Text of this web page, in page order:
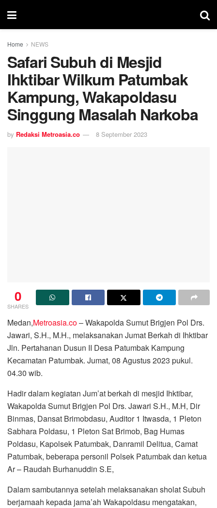
Home NEWS
Safari Subuh di Mesjid
Ihktibar Wilkum Patumbak
Kampung, Wakapoldasu
Singgung Masalah Narkoba
by Redaksi Metroasia.co 8 September 2023
0
SHARES
Medan,Metroasia.co– Wakapolda Sumut Brigjen Pol Drs.
Jawari, S.H., M.H., melaksanakan Jumat Berkah di Ihktibar
Jln. Pertahanan Dusun II Desa Patumbak Kampung
Kecamatan Patumbak. Jumat, 08 Agustus 2023 pukul.
04.30 wib.
Hadir dalam kegiatan Jum’at berkah di mesjid Ihktibar,
Wakapolda Sumut Brigjen Pol Drs. Jawari S.H., M.H, Dir
Binmas, Dansat Brimobdasu, Auditor 1 Itwasda, 1 Pleton
Sabhara Poldasu, 1 Pleton Sat Brimob, Bag Humas
Poldasu, Kapolsek Patumbak, Danramil Delitua, Camat
Patumbak, beberapa personil Polsek Patumbak dan ketua
Ar – Raudah Burhanuddin S.E,
Dalam sambutannya setelah melaksanakan sholat Subuh
berjamaah kepada jama’ah Wakapoldasu mengatakan,